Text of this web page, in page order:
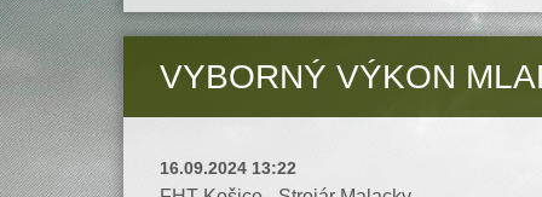
VYBORNÝ VÝKON
16.09.2024 13:22